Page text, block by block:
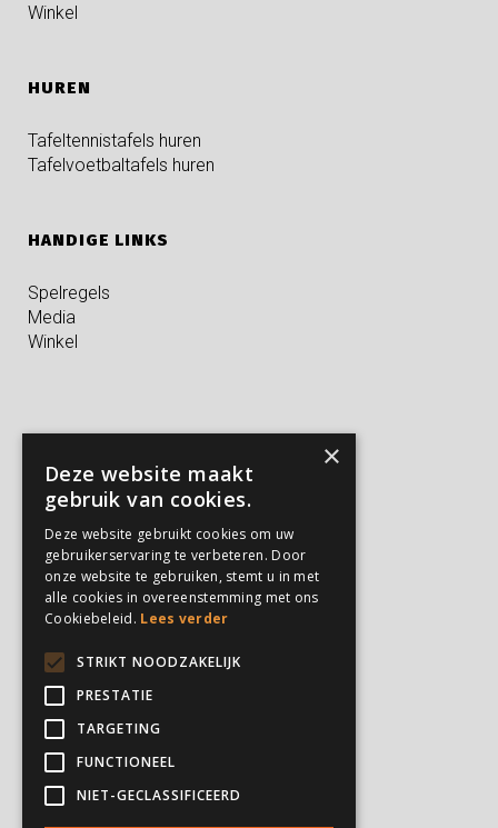
Winkel
HUREN
Tafeltennistafels huren
Tafelvoetbaltafels huren
HANDIGE LINKS
Spelregels
Media
Winkel
Kampen
Verjaardagsfeestjes
PARTICULIEREN
Feesten en partijen
Verjaardagsfeestjes
Kampen
Privé trainingen
INSTELLINGEN
×
Deze website maakt
gebruik van cookies.
Deze website gebruikt cookies om uw
gebruikerservaring te verbeteren. Door
onze website te gebruiken, stemt u in met
alle cookies in overeenstemming met ons
Cookiebeleid. Lees verder
STRIKT NOODZAKELIJK
PRESTATIE
TARGETING
FUNCTIONEEL
NIET-GECLASSIFICEERD